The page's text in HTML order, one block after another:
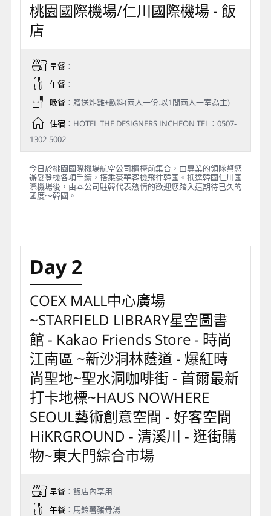
桃園國際機場/仁川國際機場 - 飯
店
早餐：
午餐：
晚餐：贈送炸雞+飲料(兩人一份.以1間兩人一室為主)
住宿：HOTEL THE DESIGNERS INCHEON TEL：0507-
1302-5002
今日於桃園國際機場航空公司櫃檯前集合，由專業的領隊幫您
辦妥登機各項手續，搭乘豪華客機飛往韓國。抵達韓國仁川國
際機場後，由本公司駐韓代表熱情的歡迎您踏入這期待已久的
國度～韓國。
Day 2
COEX MALL中心廣場
~STARFIELD LIBRARY星空圖書
館 - Kakao Friends Store - 時尚
江南區 ~新沙洞林蔭道 - 爆紅時
尚聖地~聖水洞咖啡街 - 首爾最新
打卡地標~HAUS NOWHERE
SEOUL藝術創意空間 - 好客空間
HiKRGROUND - 清溪川 - 逛街購
物~東大門綜合市場
早餐：飯店內享用
午餐：馬鈴薯豬骨湯